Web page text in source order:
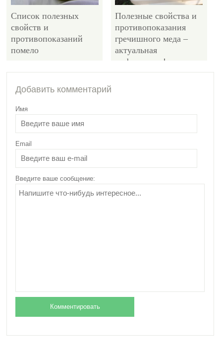
Список полезных
свойств и
противопоказаний
помело
Полезные свойства и
противопоказания
гречишного меда –
актуальная
информация!
Тмин: полезные
свойства и
противопоказания для
организма
Добавить комментарий
Имя
Email
Введите ваше сообщение: